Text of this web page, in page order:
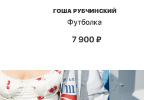
ГОША РУБЧИНСКИЙ
Футболка
7 900₽